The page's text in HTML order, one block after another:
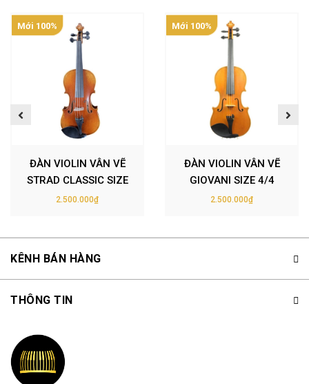
Mới 100%
ĐÀN VIOLIN VÂN VẼ
STRAD CLASSIC SIZE
3/4
2.500.000₫
Mới 100%
ĐÀN VIOLIN VÂN VẼ
GIOVANI SIZE 4/4
2.500.000₫
KÊNH BÁN HÀNG
THÔNG TIN